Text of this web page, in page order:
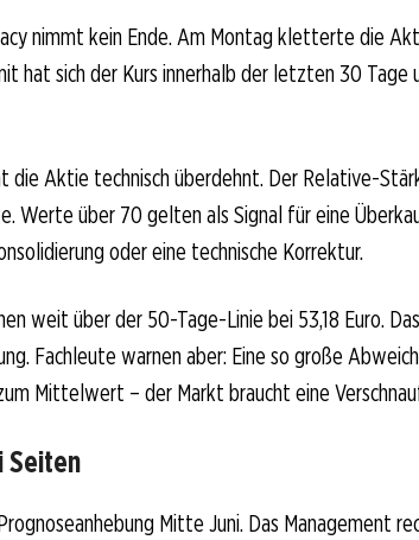
nimmt kein Ende. Am Montag kletterte die
hat sich der Kurs innerhalb der letzten 30 Tage
die Aktie technisch überdehnt. Der Relative-
Werte über 70 gelten als Signal für eine
oder eine technische Korrektur.
weit über der 50-Tage-Linie bei 53,18 Euro.
Fachleute warnen aber: Eine so große
Mittelwert – der Markt braucht eine
Seiten
Mitte Juni. Das Management